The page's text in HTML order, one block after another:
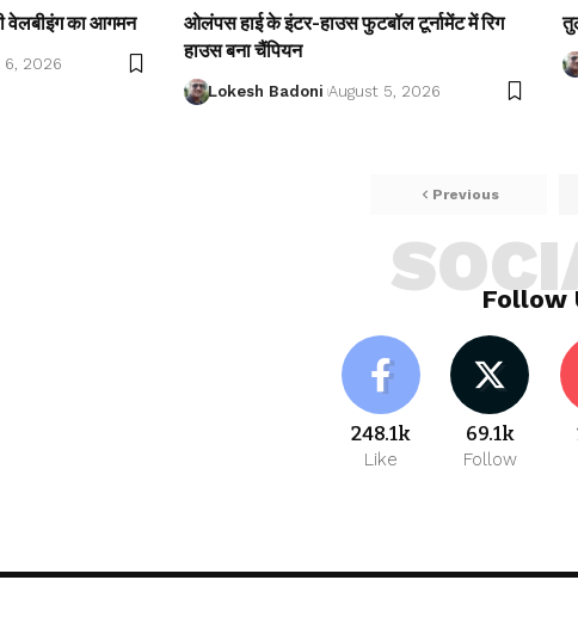
वेलबीइंग का आगमन
6, 2026
ओलंपस हाई के इंटर-हाउस फुटबॉल टूर्नामेंट में रिग
हाउस बना चैंपियन
Lokesh Badoni August 5, 2026
Previous
Follow
248.1k
Like
69.1k
Follow